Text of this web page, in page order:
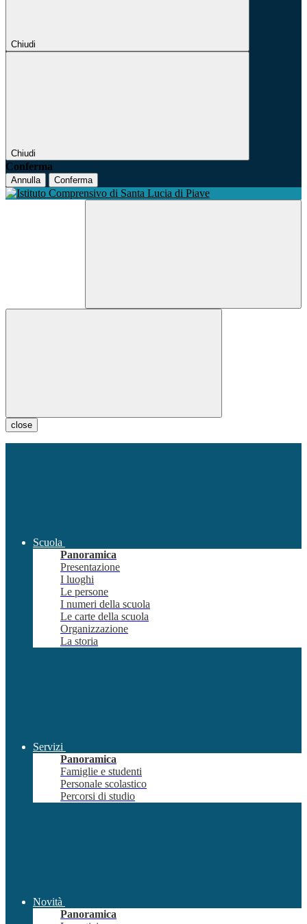
Chiudi
Chiudi
Conferma
Annulla Conferma
close
Scuola
Panoramica
Presentazione
I luoghi
Le persone
I numeri della scuola
Le carte della scuola
Organizzazione
La storia
Servizi
Panoramica
Famiglie e studenti
Personale scolastico
Percorsi di studio
Novità
Panoramica